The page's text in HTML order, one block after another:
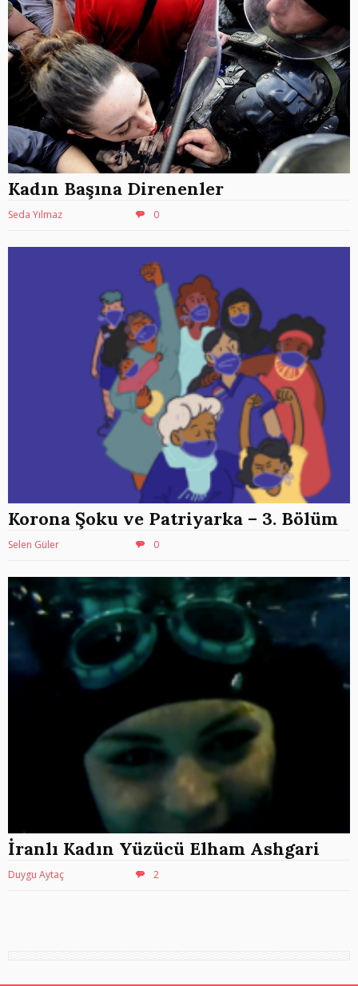
Kadın Başına Direnenler
Seda Yılmaz 0
Korona Şoku ve Patriyarka – 3. Bölüm
Selen Güler 0
İranlı Kadın Yüzücü Elham Ashgari
Duygu Aytaç 2